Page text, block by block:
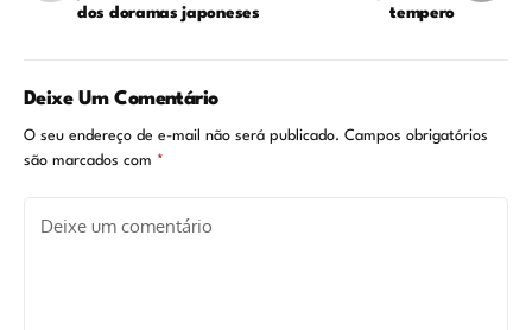
dos doramas japoneses
tempero
Deixe Um Comentário
O seu endereço de e-mail não será publicado. Campos obrigatórios
são marcados com *